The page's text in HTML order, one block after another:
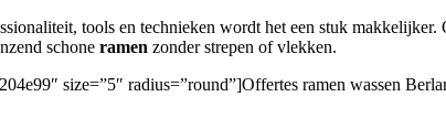
tools en technieken wordt het een stuk makkelijker.
schone ramen zonder strepen of vlekken.
size=”5″ radius=”round”]Offertes ramen wassen